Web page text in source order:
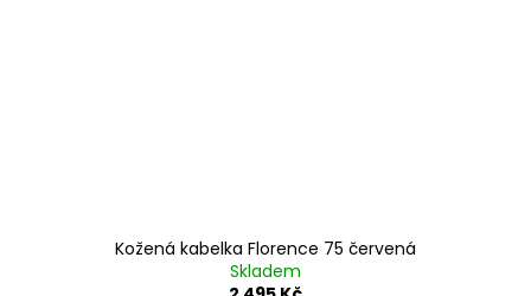
Kožená kabelka Florence 75 červená
Skladem